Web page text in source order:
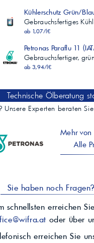
Kühlerschutz Grün/
Gebrauchsfertiges
ab 1,07/l€
Petronas Paraflu 11
Gebrauchsfertiger,
ab 3,94/l€
Technische Ölberatung
Unsere Experten beraten
Mehr von
Alle
Sie haben noch Fragen?
schnellsten erreichen
oder über
erreichen Sie